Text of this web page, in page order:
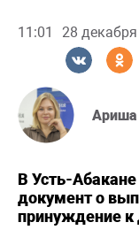
11:01 28
Ариша
В Усть-
документ о
принуждение к